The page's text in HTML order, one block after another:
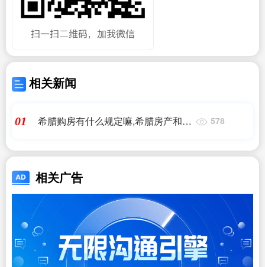
相关新闻
01
希腊购房有什么规定嘛,希腊房产和国
利怎,希腊房产,希腊移民,希腊买房移
578
相关广告